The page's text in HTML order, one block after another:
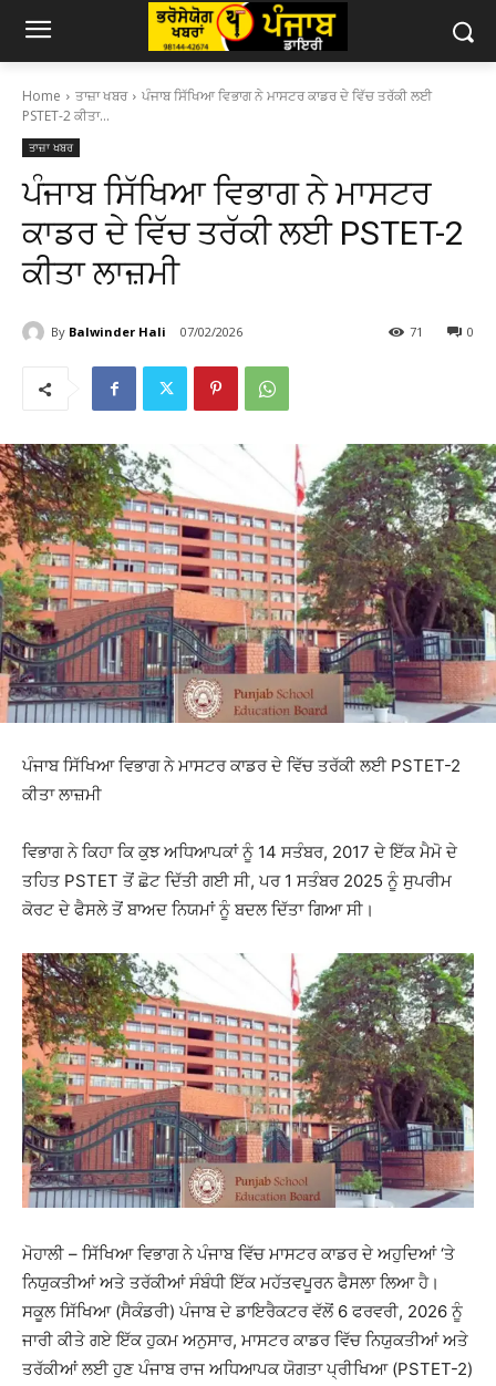
Home ਤਾਜ਼ਾ ਖਬਰ
ਪੰਜਾਬ ਸਿੱਖਿਆ ਵਿਭਾਗ ਨੇ ਮਾਸਟਰ ਕਾਡਰ ਦੇ ਵਿੱਚ ਤਰੱਕੀ ਲਈ
PSTET-2 ਕੀਤਾ...
ਤਾਜ਼ਾ ਖਬਰ
ਪੰਜਾਬ ਸਿੱਖਿਆ ਵਿਭਾਗ ਨੇ ਮਾਸਟਰ
ਕਾਡਰ ਦੇ ਵਿੱਚ ਤਰੱਕੀ ਲਈ PSTET-2
ਕੀਤਾ ਲਾਜ਼ਮੀ
By Balwinder Hali 07/02/2026 0
71
ਪੰਜਾਬ ਸਿੱਖਿਆ ਵਿਭਾਗ ਨੇ ਮਾਸਟਰ ਕਾਡਰ ਦੇ ਵਿੱਚ ਤਰੱਕੀ ਲਈ PSTET-2
ਕੀਤਾ ਲਾਜ਼ਮੀ
ਵਿਭਾਗ ਨੇ ਕਿਹਾ ਕਿ ਕੁਝ ਅਧਿਆਪਕਾਂ ਨੂੰ 14 ਸਤੰਬਰ, 2017 ਦੇ ਇੱਕ ਮੈਮੋ ਦੇ
ਤਹਿਤ PSTET ਤੋਂ ਛੋਟ ਦਿੱਤੀ ਗਈ ਸੀ, ਪਰ 1 ਸਤੰਬਰ 2025 ਨੂੰ ਸੁਪਰੀਮ
ਕੋਰਟ ਦੇ ਫੈਸਲੇ ਤੋਂ ਬਾਅਦ ਨਿਯਮਾਂ ਨੂੰ ਬਦਲ ਦਿੱਤਾ ਗਿਆ ਸੀ।
ਮੋਹਾਲੀ – ਸਿੱਖਿਆ ਵਿਭਾਗ ਨੇ ਪੰਜਾਬ ਵਿੱਚ ਮਾਸਟਰ ਕਾਡਰ ਦੇ ਅਹੁਦਿਆਂ ‘ਤੇ
ਨਿਯੁਕਤੀਆਂ ਅਤੇ ਤਰੱਕੀਆਂ ਸੰਬੰਧੀ ਇੱਕ ਮਹੱਤਵਪੂਰਨ ਫੈਸਲਾ ਲਿਆ ਹੈ।
ਸਕੂਲ ਸਿੱਖਿਆ (ਸੈਕੰਡਰੀ) ਪੰਜਾਬ ਦੇ ਡਾਇਰੈਕਟਰ ਵੱਲੋਂ 6 ਫਰਵਰੀ, 2026 ਨੂੰ
ਜਾਰੀ ਕੀਤੇ ਗਏ ਇੱਕ ਹੁਕਮ ਅਨੁਸਾਰ, ਮਾਸਟਰ ਕਾਡਰ ਵਿੱਚ ਨਿਯੁਕਤੀਆਂ ਅਤੇ
ਤਰੱਕੀਆਂ ਲਈ ਹੁਣ ਪੰਜਾਬ ਰਾਜ ਅਧਿਆਪਕ ਯੋਗਤਾ ਪ੍ਰੀਖਿਆ (PSTET-2)